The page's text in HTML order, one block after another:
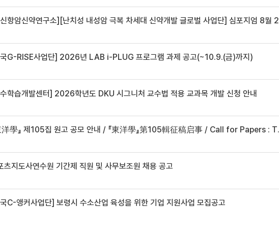
항암신약연구소][난치성 내성암 극복 차세대 신약개발 글로벌 사업단] 심포지엄 8월 24일 ~ 25일
G-RISE사업단] 2026년 LAB i-PLUG 프로그램 과제 공고(~10.9.(금)까지)
학습개발센터] 2026학년도 DKU 시그니처 교수법 적용 교과목 개발 신청 안내
學』 제105집 원고 공모 안내 / 『東洋學』第105輯征稿启事 / Call for Papers : The Oriental Studies, the 105th Issue
츠지도사연수원 기간제 직원 및 사무보조원 채용 공고
C-앵커사업단] 보령시 수소산업 육성을 위한 기업 지원사업 모집공고